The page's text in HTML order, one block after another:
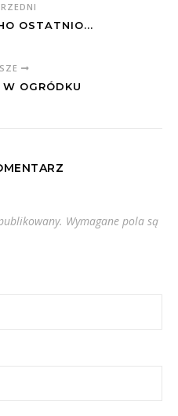
OSTATNIO...
OGRÓDKU
Wymagane pola są